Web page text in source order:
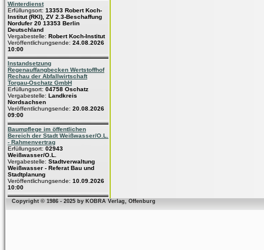
Winterdienst
Erfüllungsort: 13353 Robert Koch-
Institut (RKI), ZV 2.3-Beschaffung
Nordufer 20 13353 Berlin
Deutschland
Vergabestelle: Robert Koch-Institut
Veröffentlichungsende: 24.08.2026
10:00
Instandsetzung
Regenauffangbecken Wertstoffhof
Rechau der Abfallwirtschaft
Torgau-Oschatz GmbH
Erfüllungsort: 04758 Oschatz
Vergabestelle: Landkreis
Nordsachsen
Veröffentlichungsende: 20.08.2026
09:00
Baumpflege im öffentlichen
Bereich der Stadt Weißwasser/O.L.
- Rahmenvertrag
Erfüllungsort: 02943
Weißwasser/O.L.
Vergabestelle: Stadtverwaltung
Weißwasser - Referat Bau und
Stadtplanung
Veröffentlichungsende: 10.09.2026
10:00
Copyright © 1986 - 2025 by KOBRA Verlag, Offenburg